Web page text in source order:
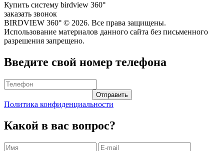
Купить систему birdview 360°
заказать звонок
BIRDVIEW 360° © 2026. Все права защищены.
Использование материалов данного сайта без письменного
разрешения запрещено.
Введите свой номер телефона
Политика конфиденциальности
Какой в вас вопрос?